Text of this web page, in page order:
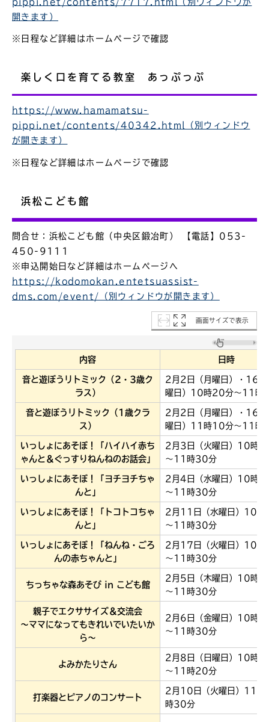
開きます）
※日程など詳細はホームページで確認
楽しく口を育てる教室 あっぷっぷ
https://www.hamamatsu-
pippi.net/contents/40342.html（別ウィンドウ
が開きます）
※日程など詳細はホームページで確認
浜松こども館
問合せ：浜松こども館（中央区鍛冶町） 【電話】053-
450-9111
※申込開始日など詳細はホームページへ
https://kodomokan.entetsuassist-
dms.com/event/（別ウィンドウが開きます）
画面サイズで表示
内容 日時
音と遊ぼうリトミック（2・3歳ク
ラス）
2月2日（月曜日）・16日
曜日）10時20分～11時
音と遊ぼうリトミック（1歳クラ
ス）
2月2日（月曜日）・16日
曜日）11時10分～11時
いっしょにあそぼ！「ハイハイ赤ち
ゃんと＆ぐっすりねんねのお話会」
2月3日（火曜日）10時
～11時30分
いっしょにあそぼ！「ヨチヨチちゃ
んと」
2月4日（水曜日）10時
～11時30分
いっしょにあそぼ！「トコトコちゃ
んと」
2月11日（水曜日）10時
～11時30分
いっしょにあそぼ！「ねんね・ごろ
んの赤ちゃんと」
2月17日（火曜日）10時
～11時30分
ちっちゃな森あそび in こども館
2月5日（木曜日）10時
～11時30分
親子でエクササイズ＆交流会
～ママになってもきれいでいたいか
ら～
2月6日（金曜日）10時
～11時30分
よみかたりさん
2月8日（日曜日）10時
～11時20分
打楽器とピアノのコンサート
2月10日（火曜日）11時
時30分